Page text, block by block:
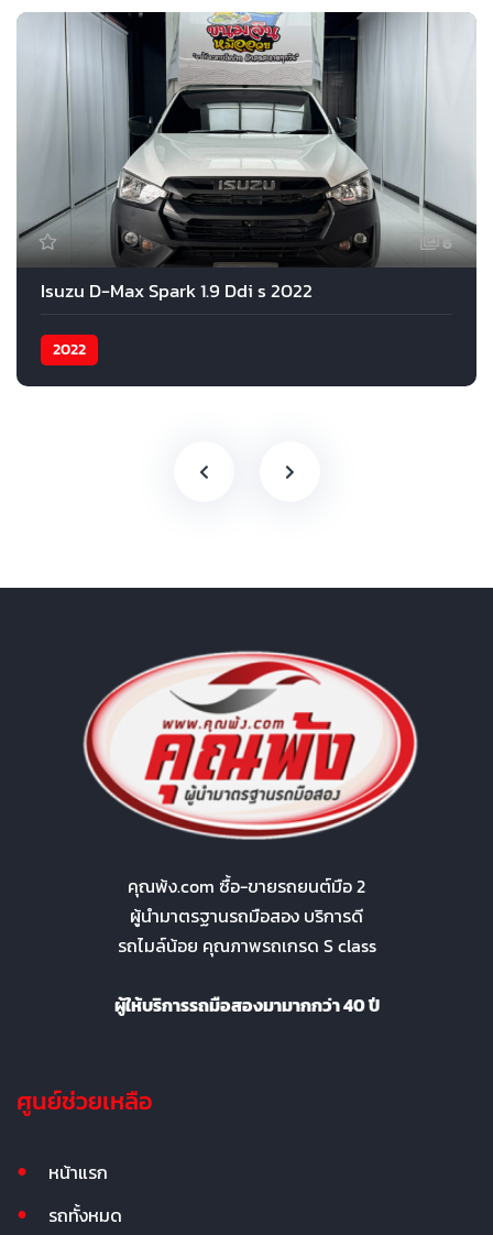
6
Isuzu D-Max Spark 1.9 Ddi s 2022
2022
คุณพ้ง.com ซื้อ-ขายรถยนต์มือ 2
ผู้นำมาตรฐานรถมือสอง บริการดี
รถไมล์น้อย คุณภาพรถเกรด S class
ผู้ให้บริการรถมือสองมามากกว่า 40 ปี
ศูนย์ช่วยเหลือ
หน้าแรก
รถทั้งหมด